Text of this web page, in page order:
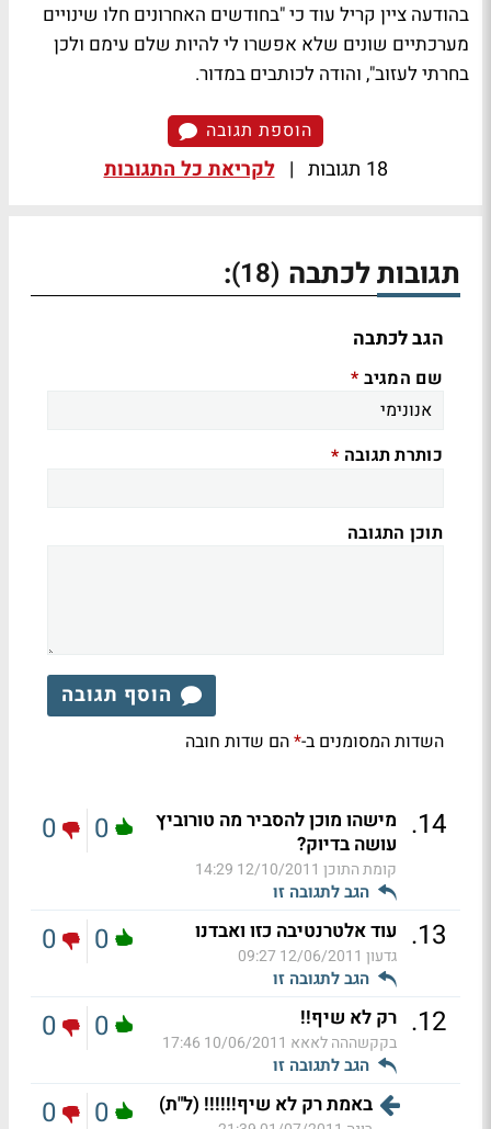
בהודעה ציין קריל עוד כי "בחודשים האחרונים חלו שינויים
מערכתיים שונים שלא אפשרו לי להיות שלם עימם ולכן
בחרתי לעזוב", והודה לכותבים במדור.
הוספת תגובה
18 תגובות | לקריאת כל התגובות
תגובות לכתבה (18)
:
הגב לכתבה
שם המגיב *
כותרת תגובה *
תוכן התגובה
הוסף תגובה
השדות המסומנים ב-*הם שדות חובה
14
. מישהו מוכן להסביר מה טורוביץ
עושה בדיוק?
קומת התוכן 12/10/2011 14:29
הגב לתגובה זו
0
0
13
. עוד אלטרנטיבה כזו ואבדנו
גדעון 12/06/2011 09:27
הגב לתגובה זו
0
0
12
. רק לא שיף!!
בקקשההה לאאא 10/06/2011 17:46
הגב לתגובה זו
0
0
באמת רק לא שיף!!!!!! (ל"ת) 0
0